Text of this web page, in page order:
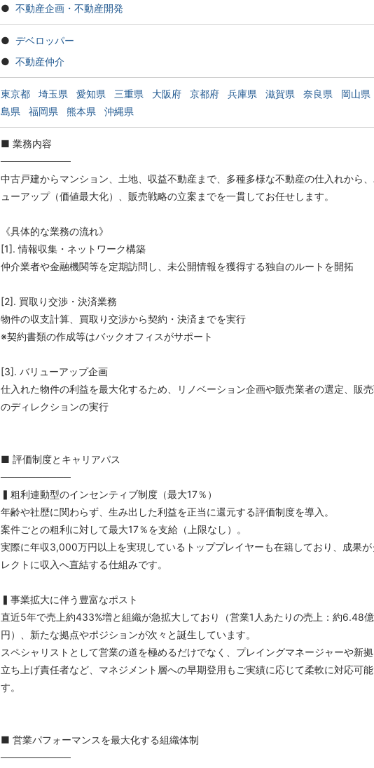
不動産企画・不動産開発
デベロッパー
不動産仲介
東京都 埼玉県 愛知県 三重県 大阪府 京都府 兵庫県 滋賀県 奈良県 岡山県
島県
福岡県 熊本県 沖縄県
■ 業務内容
──────────
中古戸建からマンション、土地、収益不動産まで、多種多様な不動産の仕入れから、
ューアップ（価値最大化）、販売戦略の立案までを一貫してお任せします。
《具体的な業務の流れ》
[1]. 情報収集・ネットワーク構築
仲介業者や金融機関等を定期訪問し、未公開情報を獲得する独自のルートを開拓
[2]. 買取り交渉・決済業務
物件の収支計算、買取り交渉から契約・決済までを実行
※契約書類の作成等はバックオフィスがサポート
[3]. バリューアップ企画
仕入れた物件の利益を最大化するため、リノベーション企画や販売業者の選定、販
のディレクションの実行
■ 評価制度とキャリアパス
──────────
▍粗利連動型のインセンティブ制度（最大17％）
年齢や社歴に関わらず、生み出した利益を正当に還元する評価制度を導入。
案件ごとの粗利に対して最大17％を支給（上限なし）。
実際に年収3,000万円以上を実現しているトッププレイヤーも在籍しており、成果が
レクトに収入へ直結する仕組みです。
▍事業拡大に伴う豊富なポスト
直近5年で売上約433%増と組織が急拡大しており（営業1人あたりの売上：約6.48億
円）、新たな拠点やポジションが次々と誕生しています。
スペシャリストとして営業の道を極めるだけでなく、プレイングマネージャーや新
立ち上げ責任者など、マネジメント層への早期登用もご実績に応じて柔軟に対応可
す。
■ 営業パフォーマンスを最大化する組織体制
──────────